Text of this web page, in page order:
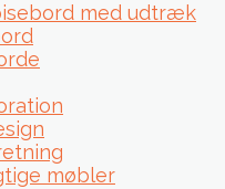
med udtræk
møbler